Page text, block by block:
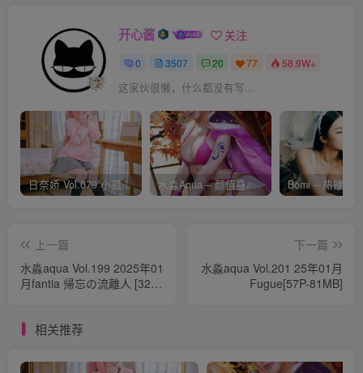
开心酱 关注
0 3507 20 77 58.9W+
这家伙很懒，什么都没有写...
日奈娇 Vol.079 小孤独 [134P-1.84GB] 水淼Aqua – 颜值身材双在线 火爆日本 Cos写真作品合集
上一篇
水淼aqua Vol.199 2025年01
月fantia 帰忘の流離人 [32P-
下一篇
水淼aqua Vol.201 25年01月
Fugue[57P-81MB]
相关推荐